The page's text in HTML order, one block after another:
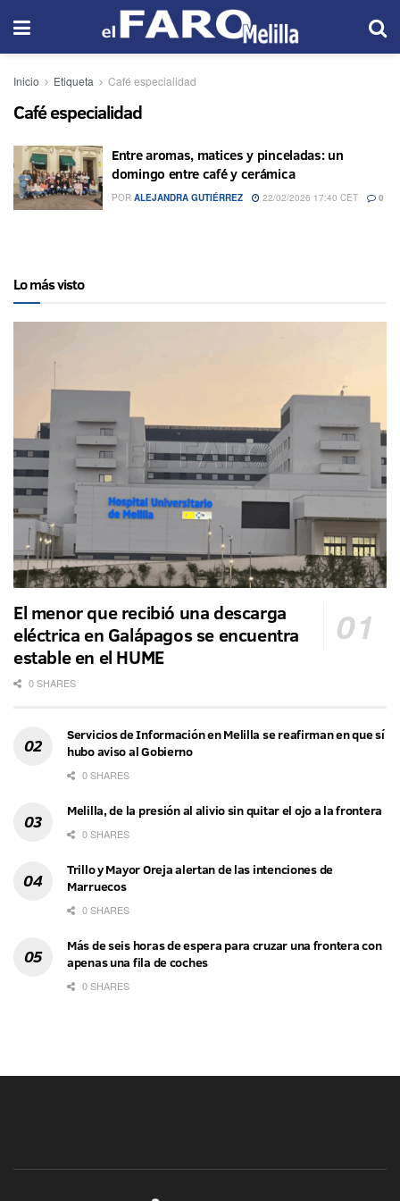
Inicio Etiqueta Café especialidad
Café especialidad
Entre aromas, matices y pinceladas: un
domingo entre café y cerámica
POR ALEJANDRA GUTIÉRREZ 22/02/2026 17:40 CET 0
Lo más visto
El menor que recibió una descarga
eléctrica en Galápagos se encuentra
estable en el HUME
0 SHARES
Servicios de Información en Melilla se reafirman en que sí
hubo aviso al Gobierno
0 SHARES
Melilla, de la presión al alivio sin quitar el ojo a la frontera
0 SHARES
Trillo y Mayor Oreja alertan de las intenciones de
Marruecos
0 SHARES
Más de seis horas de espera para cruzar una frontera con
apenas una fila de coches
0 SHARES